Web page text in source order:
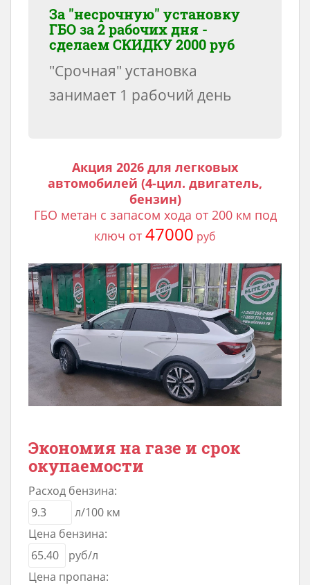
За "несрочную" установку
ГБО за 2 рабочих дня -
сделаемСКИДКУ 2000 руб
"Срочная" установка
занимает 1 рабочий день
Акция 2026 для легковых
автомобилей (4-цил. двигатель,
бензин)
ГБО метан с запасом хода от 200 км под
ключ от 47000 руб
Экономия на газе и срок
окупаемости
Расход бензина:
л/100 км
Цена бензина:
руб/л
Цена пропана: